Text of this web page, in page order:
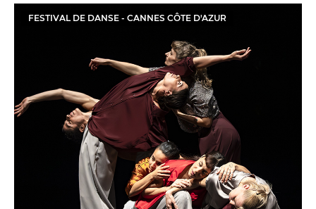
FESTIVAL DE DANSE - CANNES CÔTE D'AZUR